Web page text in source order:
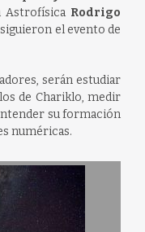
Astrofísica Rodrigo
el evento de
serán estudiar
de Chariklo, medir
su formación
numéricas.